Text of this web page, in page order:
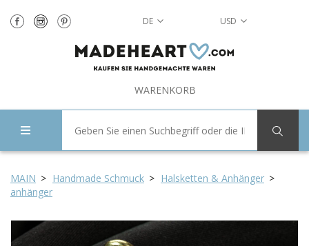
DE USD
WARENKORB
MAIN Handmade Schmuck
Halsketten & Anhänger
anhänger